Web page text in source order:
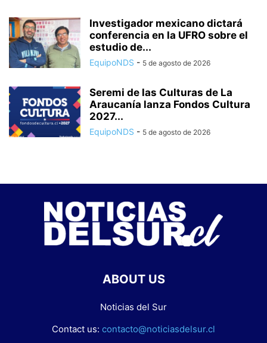
Investigador mexicano dictará
conferencia en la UFRO sobre el
estudio de...
EquipoNDS - 5 de agosto de 2026
Seremi de las Culturas de La
Araucanía lanza Fondos Cultura
2027...
EquipoNDS - 5 de agosto de 2026
ABOUT US
Noticias del Sur
Contact us: contacto@noticiasdelsur.cl